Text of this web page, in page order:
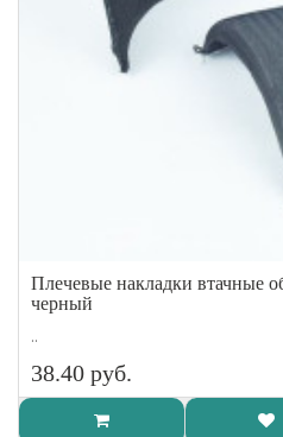
Плечевые накладки втачные
черный
..
38.40 руб.